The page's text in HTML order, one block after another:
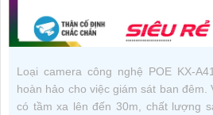
Loại camera công nghệ POE KX-
hoàn hảo cho việc giám sát ban đêm.
có tầm xa lên đến 30m, chất lượng